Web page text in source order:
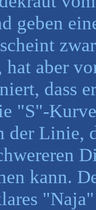
geben
hat aber
dass
"S"-
der Linie,
kann.